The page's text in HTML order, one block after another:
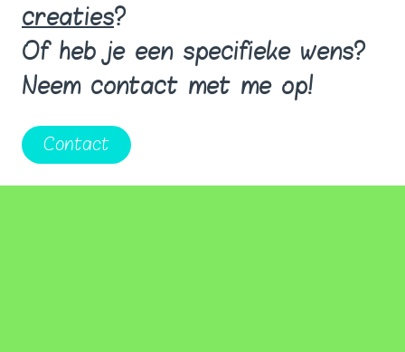
creaties?
Of heb je een specifieke wens?
Neem contact met me op!
Contact